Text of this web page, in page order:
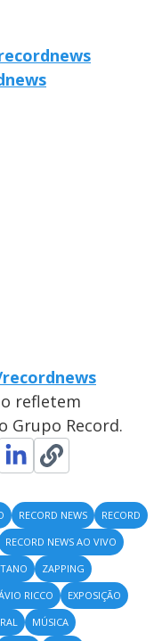
refletem
Grupo Record.
RECORD NEWS
RECORD
RECORD NEWS AO VIVO
ZAPPING
RICCO
EXPOSIÇÃO
MÚSICA